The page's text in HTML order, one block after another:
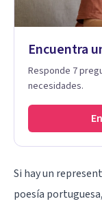
Encuentra
Responde 7
necesidades.
Si hay un
poesía